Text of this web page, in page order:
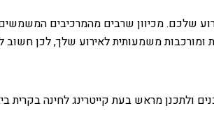
שלכם. מכיוון שרבים מהמרכיבים
ומורכבות משמעותית לאירוע שלך, לכן
ולתכנן מראש בעת קייטרינג לחינה